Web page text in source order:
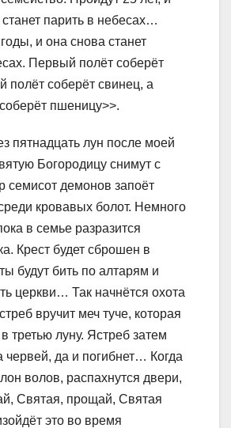
парить в небесах…
и она снова станет
Первый полёт соберёт
полёт соберёт свинец, а
пшеницу>>.
пятнадцать лун после моей
Богородицу снимут с
семисот демонов запоёт
кровавых болот. Немного
в семье разразится
Крест будет сброшен в
будут бить по алтарям и
церкви… Так начнётся охота
вручит меч туче, которая
третью луну. Ястреб затем
червей, да и погибнет… Когда
волов, распахнутся двери,
Святая, прощай, Святая
это во время